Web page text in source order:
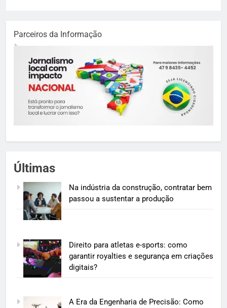
Parceiros da Informação
Últimas
Na indústria da construção, contratar bem
passou a sustentar a produção
Direito para atletas e-sports: como
garantir royalties e segurança em criações
digitais?
A Era da Engenharia de Precisão: Como